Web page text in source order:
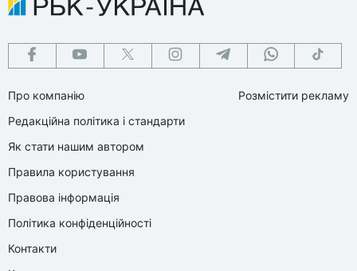
Про компанію
Редакційна політика і стандарти
Як стати нашим автором
Правила користування
Правова інформація
Політика конфіденційності
Контакти
Розмістити рекламу